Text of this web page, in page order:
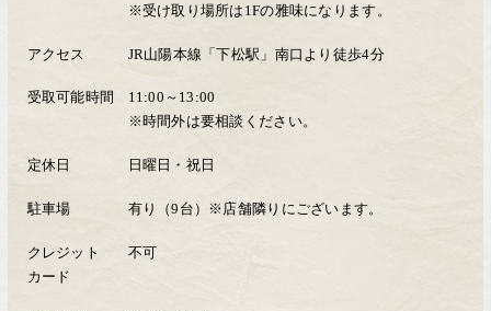
※受け取り場所は1Fの雅味になります。
アクセス JR山陽本線「下松駅」南口より徒歩4分
受取可能時間
11:00～13:00
※時間外は要相談ください。
定休日 日曜日・祝日
駐車場 有り（9台）※店舗隣りにございます。
クレジット
カード
不可